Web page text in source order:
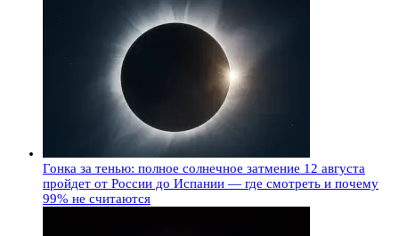
Гонка за тенью: полное солнечное затмение 12 августа
пройдет от России до Испании — где смотреть и почему
99% не считаются